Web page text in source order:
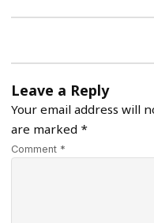
Leave a Reply
Your email address will
are marked *
Comment *